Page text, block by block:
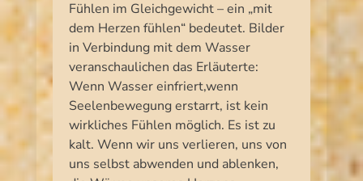
Fühlen im Gleichgewicht – ein „mit
dem Herzen fühlen“ bedeutet. Bilder
in Verbindung mit dem Wasser
veranschaulichen das Erläuterte:
Wenn Wasser einfriert,wenn
Seelenbewegung erstarrt, ist kein
wirkliches Fühlen möglich. Es ist zu
kalt. Wenn wir uns verlieren, uns von
uns selbst abwenden und ablenken,